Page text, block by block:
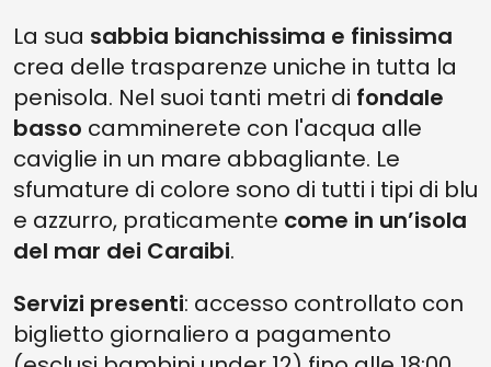
La sua sabbia bianchissima e finissima
crea delle trasparenze uniche in tutta la
penisola. Nel suoi tanti metri di fondale
basso camminerete con l'acqua alle
caviglie in un mare abbagliante. Le
sfumature di colore sono di tutti i tipi di blu
e azzurro, praticamente come in un’isola
del mar dei Caraibi.
Servizi presenti: accesso controllato con
biglietto giornaliero a pagamento